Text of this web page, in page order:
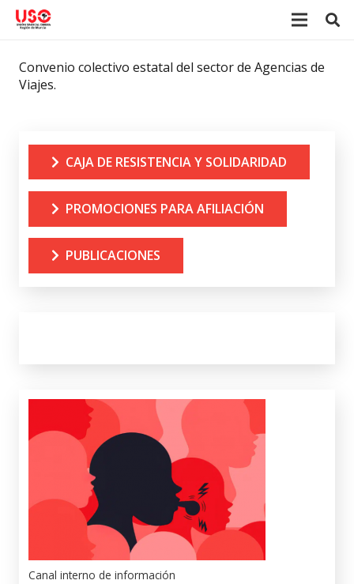
Convenio colectivo estatal del sector de Agencias de
Viajes.
CAJA DE RESISTENCIA Y SOLIDARIDAD
PROMOCIONES PARA AFILIACIÓN
PUBLICACIONES
Canal interno de información